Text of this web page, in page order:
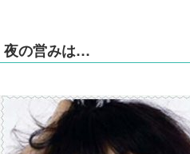
夜の営みは…